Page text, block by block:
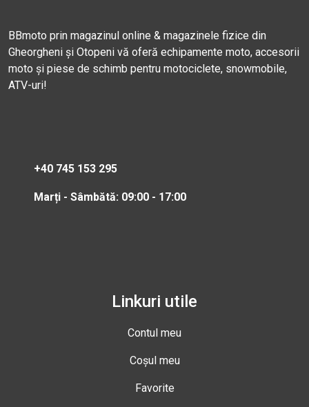
BBmoto prin magazinul online & magazinele fizice din
Gheorgheni și Otopeni vă oferă echipamente moto, accesorii
moto și piese de schimb pentru motociclete, snowmobile,
ATV-uri!
+40 745 153 295
Marți - Sâmbătă: 09:00 - 17:00
Linkuri utile
Contul meu
Coșul meu
Favorite